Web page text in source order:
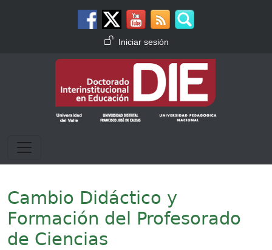
Menú de cuenta de usuario
Iniciar sesión
Cambio Didáctico y
Formación del Profesorado
de Ciencias